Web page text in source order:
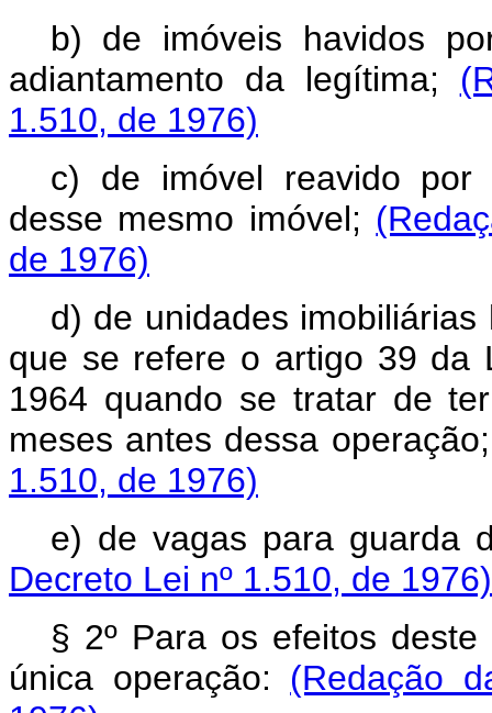
b) de imóveis havidos
adiantamento da legítima;
1.510, de 1976)
c) de imóvel reavido por
desse mesmo imóvel;
de 1976)
d) de unidades
que se refere o artigo 39 da
1964 quando se tratar de
meses antes dessa
1.510, de 1976)
e) de vagas para guarda
Decreto Lei nº 1.510, de 1976)
§ 2º Para os efeitos
única operação: (Redação